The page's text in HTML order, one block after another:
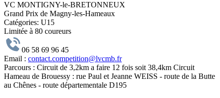
VC MONTIGNY-le-BRETONNEUX
Grand Prix de Magny-les-Hameaux
Catégories: U15
Limitée à 80 coureurs
06 58 69 96 45
Email : contact.competition@lvcmb.fr
Parcours : Circuit de 3,2km a faire 12 fois soit 38,4km Circuit
Hameau de Brouessy : rue Paul et Jeanne WEISS - route de la Butte
au Chênes - route départementale D195